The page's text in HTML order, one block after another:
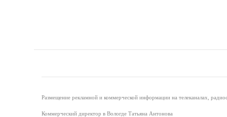
Размещение рекламной и коммерческой информации на телеканалах,
Коммерческий директор в Вологде Татьяна Антонова